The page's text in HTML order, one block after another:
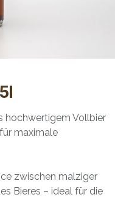
hochwertigem Vollbier
maximale
zwischen malziger
Bieres – ideal für die